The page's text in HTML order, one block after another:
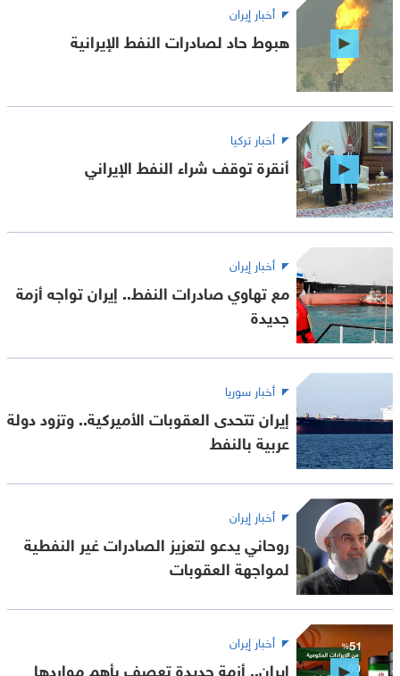
أخبار إيران
هبوط حاد لصادرات النفط الإيرانية
أخبار تركيا
أنقرة توقف شراء النفط الإيراني
أخبار إيران
مع تهاوي صادرات النفط.. إيران تواجه أزمة
جديدة
أخبار سوريا
إيران تتحدى العقوبات الأميركية.. وتزود دولة
عربية بالنفط
أخبار إيران
روحاني يدعو لتعزيز الصادرات غير النفطية
لمواجهة العقوبات
أخبار إيران
إيران.. أزمة جديدة تعصف بأهم مواردها